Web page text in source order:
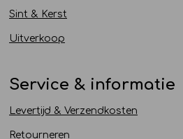
Sint & Kerst
Uitverkoop
Service & informatie
Levertijd & Verzendkosten
Retourneren